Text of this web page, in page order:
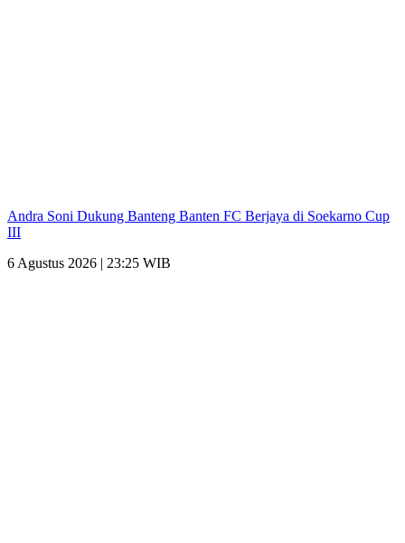
Andra Soni Dukung Banteng Banten FC Berjaya di Soekarno Cup
III
6 Agustus 2026 | 23:25 WIB